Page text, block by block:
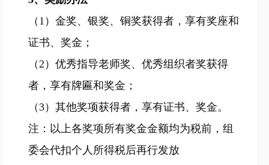
（1）金奖、银奖、铜奖获得者，享有奖座和
证书、奖金；
（2）优秀指导老师奖、优秀组织者奖获得
者，享有牌匾和奖金；
（3）其他奖项获得者，享有证书、奖金。
注：以上各奖项所有奖金金额均为税前，组
委会代扣个人所得税后再行发放